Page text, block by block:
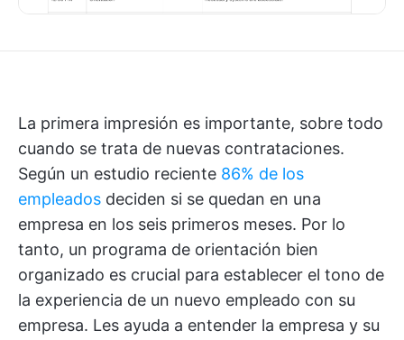
La primera impresión es importante, sobre todo
cuando se trata de nuevas contrataciones.
Según un estudio reciente 86% de los
empleados deciden si se quedan en una
empresa en los seis primeros meses. Por lo
tanto, un programa de orientación bien
organizado es crucial para establecer el tono de
la experiencia de un nuevo empleado con su
empresa. Les ayuda a entender la empresa y su